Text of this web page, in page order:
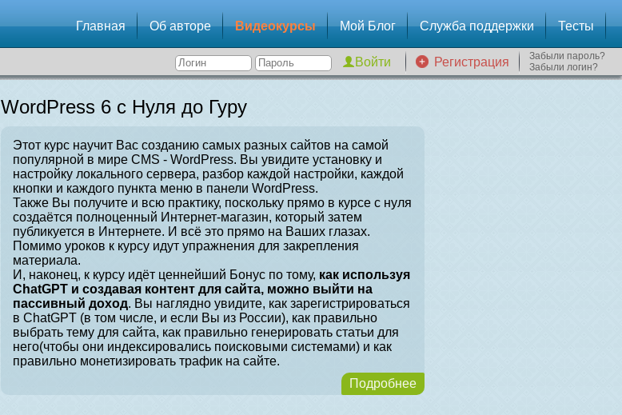
Главная Об авторе Видеокурсы Мой Блог Служба поддержки Тесты
Регистрация
Забыли пароль?
Забыли логин?
WordPress 6 с Нуля до Гуру
Этот курс научит Вас созданию самых разных сайтов на самой
популярной в мире CMS - WordPress. Вы увидите установку и
настройку локального сервера, разбор каждой настройки, каждой
кнопки и каждого пункта меню в панели WordPress.
Также Вы получите и всю практику, поскольку прямо в курсе с нуля
создаётся полноценный Интернет-магазин, который затем
публикуется в Интернете. И всё это прямо на Ваших глазах.
Помимо уроков к курсу идут упражнения для закрепления
материала.
И, наконец, к курсу идёт ценнейший Бонус по тому, как используя
ChatGPT и создавая контент для сайта, можно выйти на
пассивный доход. Вы наглядно увидите, как зарегистрироваться
в ChatGPT (в том числе, и если Вы из России), как правильно
выбрать тему для сайта, как правильно генерировать статьи для
него(чтобы они индексировались поисковыми системами) и как
правильно монетизировать трафик на сайте.
Подробнее